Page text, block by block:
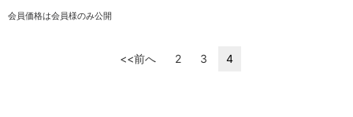
会員価格は会員様のみ公開
<<前へ 2 3 4